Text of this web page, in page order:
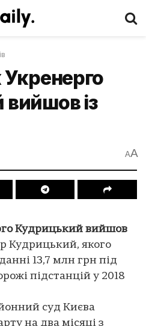
Укренерго
із
AA
Кудрицький вийшов
Кудрицький, якого
13,7 млн грн під
підстанцій у 2018
суд Києва
на два місяці з